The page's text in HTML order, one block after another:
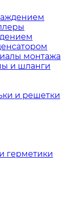
монтажа
и шланги
и решетки
герметики